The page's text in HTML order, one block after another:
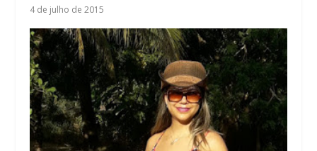
4 de julho de 2015